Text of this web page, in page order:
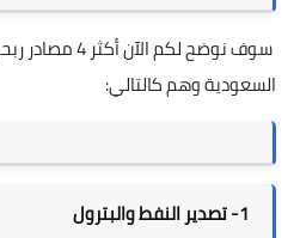
سوف نوضح لكم
السعودية وهم كالتالي:
1- تصدير النفط والبترول